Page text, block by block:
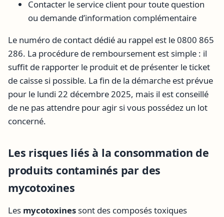
Contacter le service client pour toute question
ou demande d’information complémentaire
Le numéro de contact dédié au rappel est le 0800 865
286. La procédure de remboursement est simple : il
suffit de rapporter le produit et de présenter le ticket
de caisse si possible. La fin de la démarche est prévue
pour le lundi 22 décembre 2025, mais il est conseillé
de ne pas attendre pour agir si vous possédez un lot
concerné.
Les risques liés à la consommation de
produits contaminés par des
mycotoxines
Les mycotoxinessont des composés toxiques